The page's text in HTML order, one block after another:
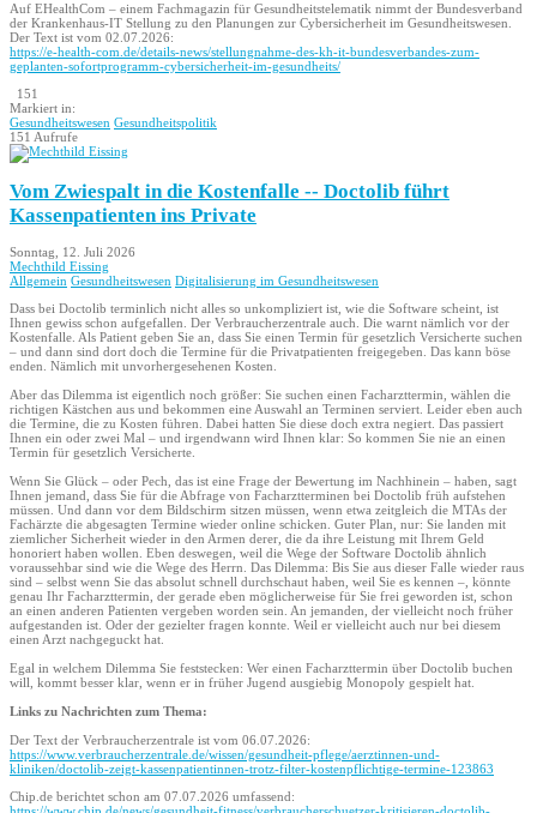
Auf EHealthCom – einem Fachmagazin für Gesundheitstelematik nimmt der Bundesverband
der Krankenhaus-IT Stellung zu den Planungen zur Cybersicherheit im Gesundheitswesen.
Der Text ist vom 02.07.2026:
https://e-health-com.de/details-news/stellungnahme-des-kh-it-bundesverbandes-zum-
geplanten-sofortprogramm-cybersicherheit-im-gesundheits/
151
Markiert in:
Gesundheitswesen Gesundheitspolitik
151 Aufrufe
Vom Zwiespalt in die Kostenfalle -- Doctolib führt
Kassenpatienten ins Private
Sonntag, 12. Juli 2026
Mechthild Eissing
Allgemein Gesundheitswesen Digitalisierung im Gesundheitswesen
Dass bei Doctolib terminlich nicht alles so unkompliziert ist, wie die Software scheint, ist
Ihnen gewiss schon aufgefallen. Der Verbraucherzentrale auch. Die warnt nämlich vor der
Kostenfalle. Als Patient geben Sie an, dass Sie einen Termin für gesetzlich Versicherte suchen
– und dann sind dort doch die Termine für die Privatpatienten freigegeben. Das kann böse
enden. Nämlich mit unvorhergesehenen Kosten.
Aber das Dilemma ist eigentlich noch größer: Sie suchen einen Facharzttermin, wählen die
richtigen Kästchen aus und bekommen eine Auswahl an Terminen serviert. Leider eben auch
die Termine, die zu Kosten führen. Dabei hatten Sie diese doch extra negiert. Das passiert
Ihnen ein oder zwei Mal – und irgendwann wird Ihnen klar: So kommen Sie nie an einen
Termin für gesetzlich Versicherte.
Wenn Sie Glück – oder Pech, das ist eine Frage der Bewertung im Nachhinein – haben, sagt
Ihnen jemand, dass Sie für die Abfrage von Facharztterminen bei Doctolib früh aufstehen
müssen. Und dann vor dem Bildschirm sitzen müssen, wenn etwa zeitgleich die MTAs der
Fachärzte die abgesagten Termine wieder online schicken. Guter Plan, nur: Sie landen mit
ziemlicher Sicherheit wieder in den Armen derer, die da ihre Leistung mit Ihrem Geld
honoriert haben wollen. Eben deswegen, weil die Wege der Software Doctolib ähnlich
voraussehbar sind wie die Wege des Herrn. Das Dilemma: Bis Sie aus dieser Falle wieder raus
sind – selbst wenn Sie das absolut schnell durchschaut haben, weil Sie es kennen –, könnte
genau Ihr Facharzttermin, der gerade eben möglicherweise für Sie frei geworden ist, schon
an einen anderen Patienten vergeben worden sein. An jemanden, der vielleicht noch früher
aufgestanden ist. Oder der gezielter fragen konnte. Weil er vielleicht auch nur bei diesem
einen Arzt nachgeguckt hat.
Egal in welchem Dilemma Sie feststecken: Wer einen Facharzttermin über Doctolib buchen
will, kommt besser klar, wenn er in früher Jugend ausgiebig Monopoly gespielt hat.
Links zu Nachrichten zum Thema:
Der Text der Verbraucherzentrale ist vom 06.07.2026:
https://www.verbraucherzentrale.de/wissen/gesundheit-pflege/aerztinnen-und-
kliniken/doctolib-zeigt-kassenpatientinnen-trotz-filter-kostenpflichtige-termine-123863
Chip.de berichtet schon am 07.07.2026 umfassend:
https://www.chip.de/news/gesundheit-fitness/verbraucherschuetzer-kritisieren-doctolib-